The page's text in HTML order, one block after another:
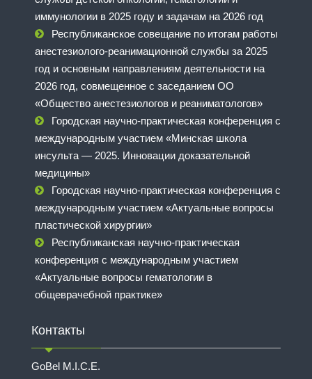
иммунологии в 2025 году и задачам на 2026 год
Республиканское совещание по итогам работы
анестезиолого-реанимационной службы за 2025
год и основным направлениям деятельности на
2026 год, совмещенное с заседанием ОО
«Общество анестезиологов и реаниматологов»
Городская научно-практическая конференция с
международным участием «Минская школа
инсульта — 2025. Инновации доказательной
медицины»
Городская научно-практическая конференция с
международным участием «Актуальные вопросы
пластической хирургии»
Республиканская научно-практическая
конференция с международным участием
«Актуальные вопросы гематологии в
общеврачебной практике»
Контакты
GoBel M.I.C.E.